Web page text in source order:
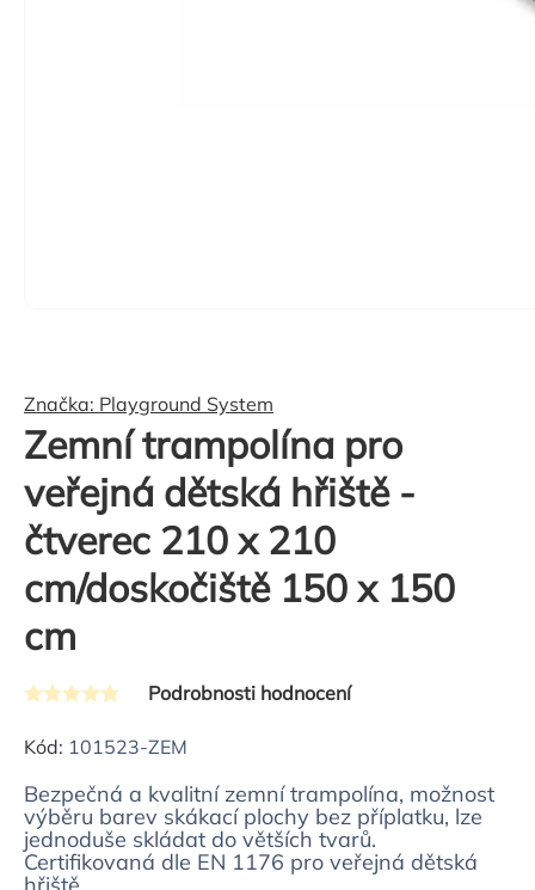
Zemní trampolína pro
veřejná dětská hřiště -
čtverec 210 x 210
cm/doskočiště 150 x 150
cm
Průměrné
hodnocení
je
0,0
z
Podrobnosti hodnocení
Značka: Playground System
Kód: 101523-ZEM
Bezpečná a kvalitní zemní trampolína, možnost
výběru barev skákací plochy bez příplatku, lze
jednoduše skládat do větších tvarů.
Certifikovaná dle EN 1176 pro veřejná dětská